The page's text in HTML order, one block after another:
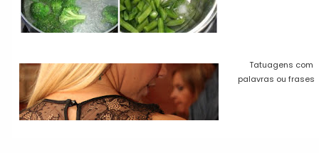
Tatuagens com
palavras ou frases